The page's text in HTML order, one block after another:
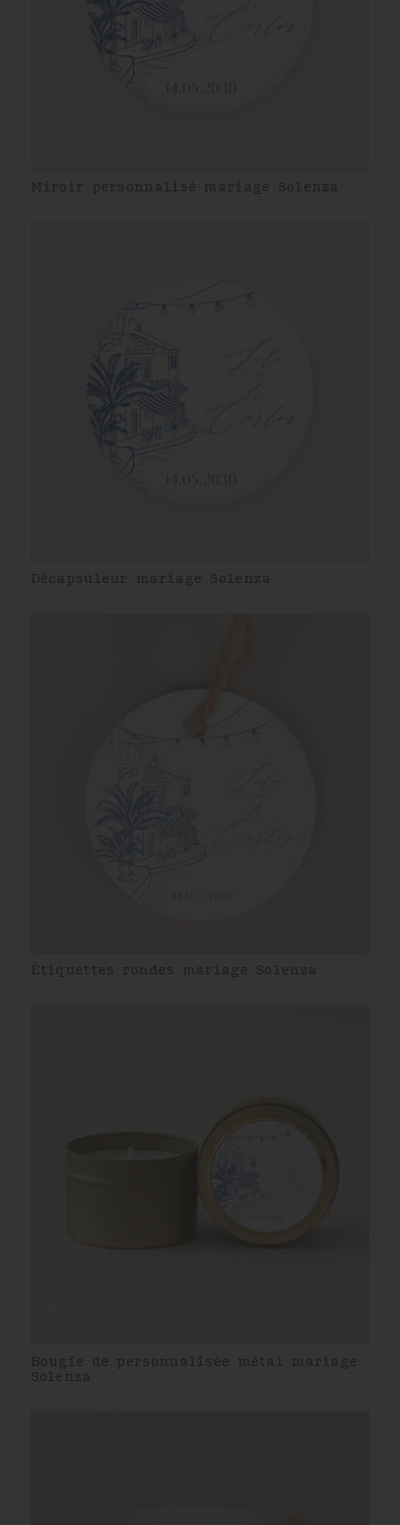
Miroir personnalisé mariage Solenza
Décapsuleur mariage Solenza
Étiquettes rondes mariage Solenza
Bougie de personnalisée métal mariage
Solenza